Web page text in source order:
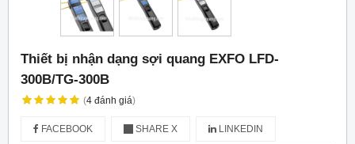
Thiết bị nhận dạng sợi quang EXFO LFD-
300B/TG-300B
(4 đánh giá)
FACEBOOK SHARE X LINKEDIN